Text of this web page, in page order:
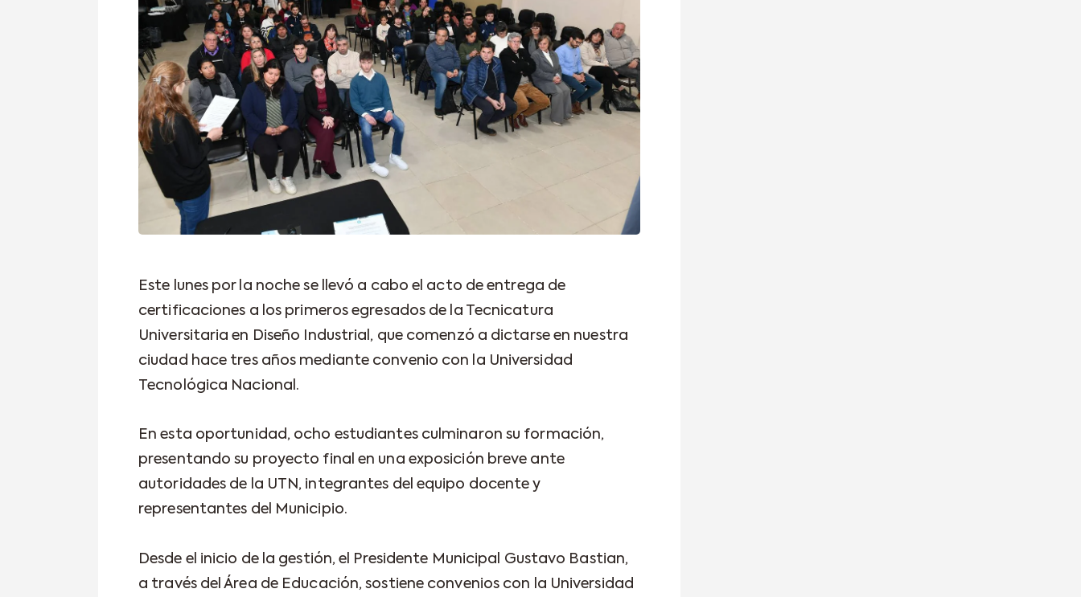
Este lunes por la noche se llevó a cabo el acto de entrega de
certificaciones a los primeros egresados de la Tecnicatura
Universitaria en Diseño Industrial, que comenzó a dictarse en nuestra
ciudad hace tres años mediante convenio con la Universidad
Tecnológica Nacional.
En esta oportunidad, ocho estudiantes culminaron su formación,
presentando su proyecto final en una exposición breve ante
autoridades de la UTN, integrantes del equipo docente y
representantes del Municipio.
Desde el inicio de la gestión, el Presidente Municipal Gustavo Bastian,
a través del Área de Educación, sostiene convenios con la Universidad